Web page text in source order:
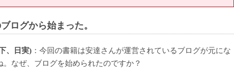
ログから始まった。
、日実) ：今回の書籍は安達さんが運営されているブログが元にな
。なぜ、ブログを始められたのですか？